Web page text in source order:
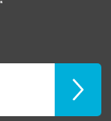
Iscriviti